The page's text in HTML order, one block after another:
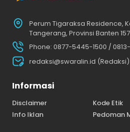
Perum Tigaraksa Residence,
Tangerang, Provinsi Banten
Phone: 0877-5445-1500 /
redaksi@swaralin.id (Redaksi)
Informasi
Disclaimer Kode Etik
Info Iklan
Pedoman